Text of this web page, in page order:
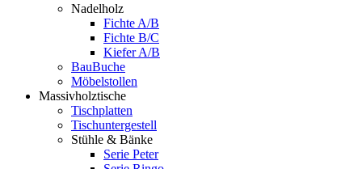
Nadelholz
Fichte A/B
Fichte B/C
Kiefer A/B
BauBuche
Möbelstollen
Massivholztische
Tischplatten
Tischuntergestell
Stühle & Bänke
Serie Peter